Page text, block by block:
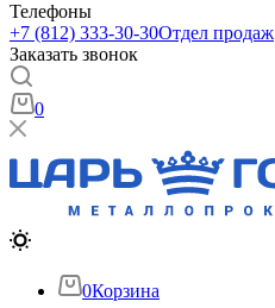
Телефоны
+7 (812) 333-30-30Отдел продаж
Заказать звонок
0
0Корзина